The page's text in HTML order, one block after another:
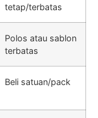
tetap/terbatas
Polos atau sablon
terbatas
Beli satuan/pack